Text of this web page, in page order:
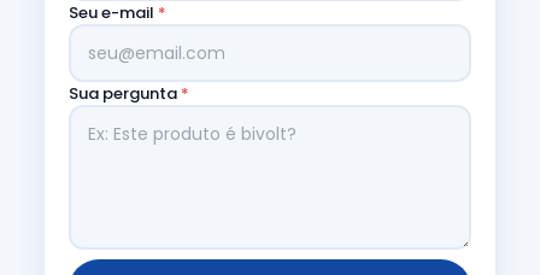
Seu e-mail *
Sua pergunta *